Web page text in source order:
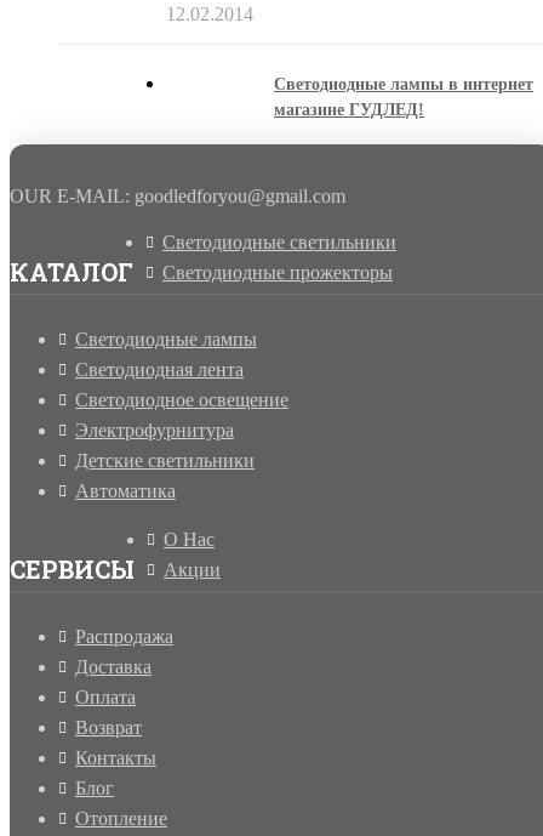
12.02.2014
Светодиодные лампы в интернет
магазине ГУДЛЕД!
OUR E-MAIL: goodledforyou@gmail.cоm
КАТАЛОГ
Светодиодные светильники
Светодиодные прожекторы
Светодиодные лампы
Светодиодная лента
Светодиодное освещение
Электрофурнитура
Детские светильники
Автоматика
СЕРВИСЫ
О Нас
Акции
Распродажа
Доставка
Оплата
Возврат
Контакты
Блог
Отопление